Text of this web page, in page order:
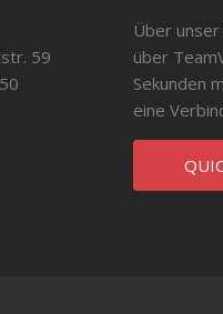
59
Über
über
Sekunden
eine